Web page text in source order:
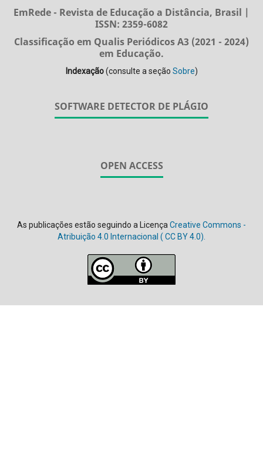
EmRede - Revista de Educação a Distância, Brasil |
ISSN: 2359-6082
Classificação em Qualis Periódicos A3 (2021 - 2024)
em Educação.
Indexação(consulte a seção Sobre)
SOFTWARE DETECTOR DE PLÁGIO
OPEN ACCESS
As publicações estão seguindo a Licença Creative Commons -
Atribuição 4.0 Internacional ( CC BY 4.0).